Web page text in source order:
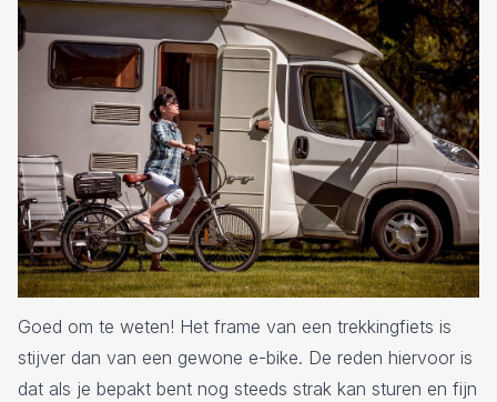
Goed om te weten! Het frame van een trekkingfiets is
stijver dan van een gewone e-bike. De reden hiervoor is
dat als je bepakt bent nog steeds strak kan sturen en fijn